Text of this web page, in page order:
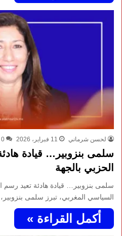
لحسن شرماني 11 فبراير، 2026 0
سلمى بنزوبير… قيادة
الحزبي بالجهة
سلمى بنزوبير… قيادة هادئة تعيد رسم
السياسي المغربي، تبرز سلمى بنزوبير،
أكمل القراءة »